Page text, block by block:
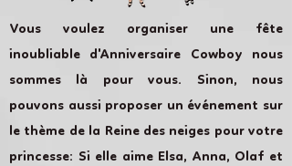
Vous voulez organiser une fête
inoubliable d'Anniversaire Cowboy nous
sommes là pour vous. Sinon, nous
pouvons aussi proposer un événement sur
le thème de la Reine des neiges pour votre
princesse: Si elle aime Elsa, Anna, Olaf et